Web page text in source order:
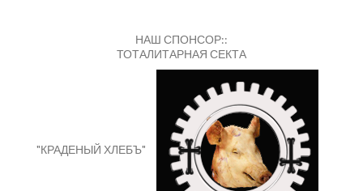
НАШ СПОНСОР::
ТОТАЛИТАРНАЯ СЕКТА
"КРАДЕНЫЙ ХЛЕБЪ"